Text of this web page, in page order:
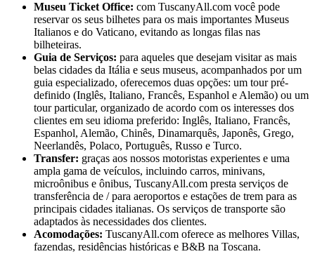
Museu Ticket Office: com TuscanyAll.com você pode
reservar os seus bilhetes para os mais importantes Museus
Italianos e do Vaticano, evitando as longas filas nas
bilheteiras.
Guia de Serviços: para aqueles que desejam visitar as mais
belas cidades da Itália e seus museus, acompanhados por um
guia especializado, oferecemos duas opções: um tour pré-
definido (Inglês, Italiano, Francês, Espanhol e Alemão) ou um
tour particular, organizado de acordo com os interesses dos
clientes em seu idioma preferido: Inglês, Italiano, Francês,
Espanhol, Alemão, Chinês, Dinamarquês, Japonês, Grego,
Neerlandês, Polaco, Português, Russo e Turco.
Transfer: graças aos nossos motoristas experientes e uma
ampla gama de veículos, incluindo carros, minivans,
microônibus e ônibus, TuscanyAll.com presta serviços de
transferência de / para aeroportos e estações de trem para as
principais cidades italianas. Os serviços de transporte são
adaptados às necessidades dos clientes.
Acomodações: TuscanyAll.com oferece as melhores Villas,
fazendas, residências históricas e B&B na Toscana.